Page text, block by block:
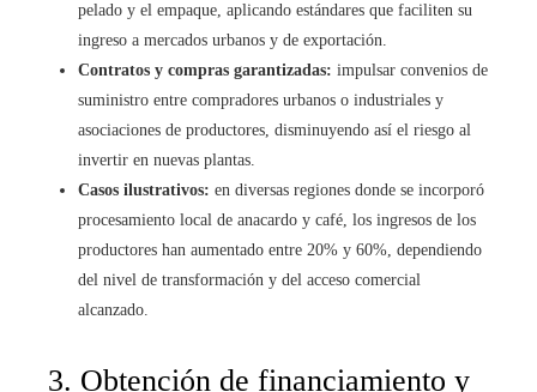
pelado y el empaque, aplicando estándares que faciliten su
ingreso a mercados urbanos y de exportación.
Contratos y compras garantizadas: impulsar convenios de
suministro entre compradores urbanos o industriales y
asociaciones de productores, disminuyendo así el riesgo al
invertir en nuevas plantas.
Casos ilustrativos: en diversas regiones donde se incorporó
procesamiento local de anacardo y café, los ingresos de los
productores han aumentado entre 20% y 60%, dependiendo
del nivel de transformación y del acceso comercial
alcanzado.
3. Obtención de financiamiento y